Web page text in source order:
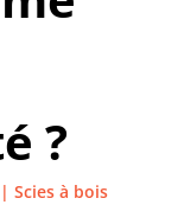
?
Scies à bois